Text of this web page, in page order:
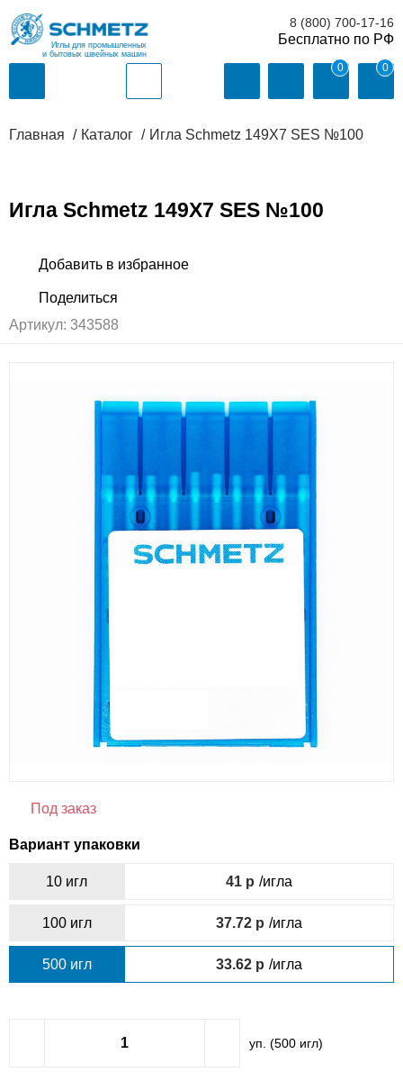
Иглы для промышленных
и бытовых швейных машин
8 (800) 700-17-16
0 0
Главная Каталог Игла Schmetz 149X7 SES №100
Игла Schmetz 149X7 SES №100
Артикул: 343588
Под заказ
Вариант упаковки
10 игл 41 /игла
100 игл 37.72 /игла
500 игл 33.62 /игла
уп. (500игл)